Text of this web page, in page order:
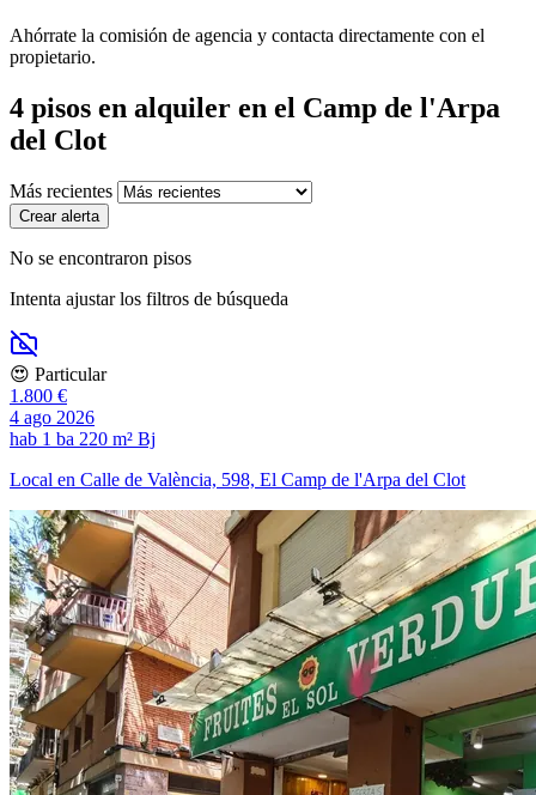
Ahórrate la comisión de agencia y contacta directamente con el
propietario.
4 pisos en alquiler en el Camp de l'Arpa
del Clot
Más recientes
Crear alerta
No se encontraron pisos
Intenta ajustar los filtros de búsqueda
😍 Particular
1.800 €
4 ago 2026
hab 1 ba 220 m² Bj
Local en Calle de València, 598, El Camp de l'Arpa del Clot